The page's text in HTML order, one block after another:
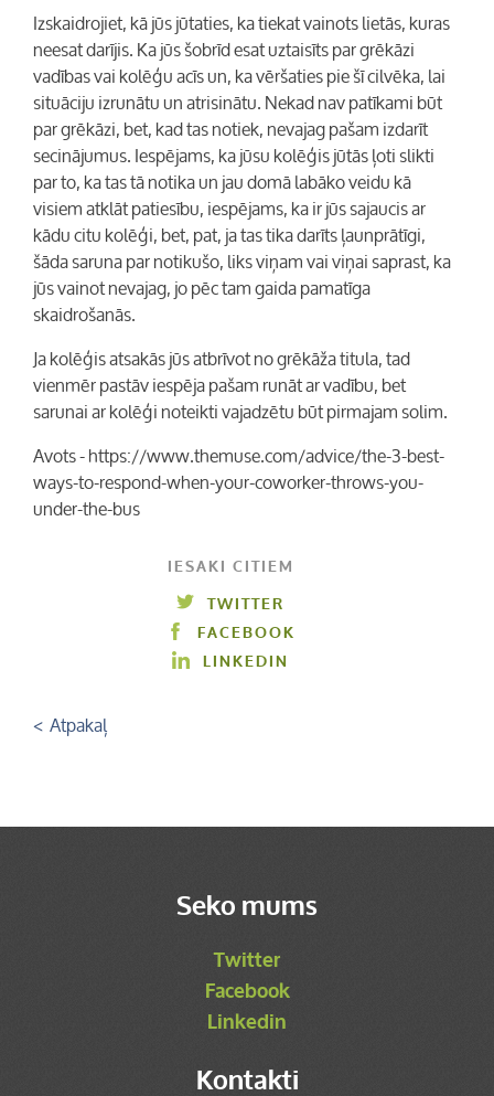
Izskaidrojiet, kā jūs jūtaties, ka tiekat vainots lietās, kuras
neesat darījis. Ka jūs šobrīd esat uztaisīts par grēkāzi
vadības vai kolēģu acīs un, ka vēršaties pie šī cilvēka, lai
situāciju izrunātu un atrisinātu. Nekad nav patīkami būt
par grēkāzi, bet, kad tas notiek, nevajag pašam izdarīt
secinājumus. Iespējams, ka jūsu kolēģis jūtās ļoti slikti
par to, ka tas tā notika un jau domā labāko veidu kā
visiem atklāt patiesību, iespējams, ka ir jūs sajaucis ar
kādu citu kolēģi, bet, pat, ja tas tika darīts ļaunprātīgi,
šāda saruna par notikušo, liks viņam vai viņai saprast, ka
jūs vainot nevajag, jo pēc tam gaida pamatīga
skaidrošanās.
Ja kolēģis atsakās jūs atbrīvot no grēkāža titula, tad
vienmēr pastāv iespēja pašam runāt ar vadību, bet
sarunai ar kolēģi noteikti vajadzētu būt pirmajam solim.
Avots - https://www.themuse.com/advice/the-3-best-
ways-to-respond-when-your-coworker-throws-you-
under-the-bus
IESAKI CITIEM
TWITTER
FACEBOOK
LINKEDIN
< Atpakaļ
Seko mums
Twitter
Facebook
Linkedin
Kontakti